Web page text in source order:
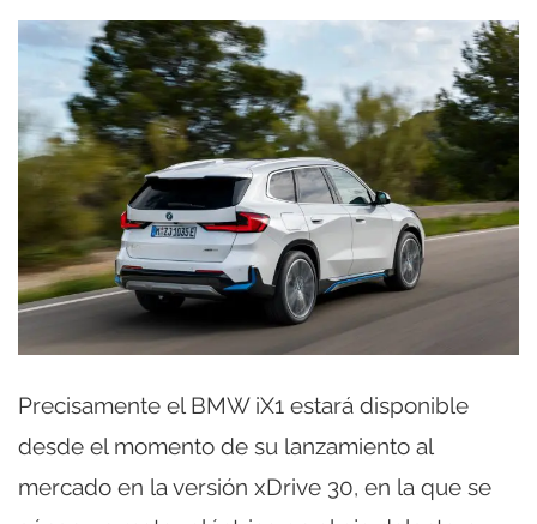
Precisamente el BMW iX1 estará disponible
desde el momento de su lanzamiento al
mercado en la versión xDrive 30, en la que se